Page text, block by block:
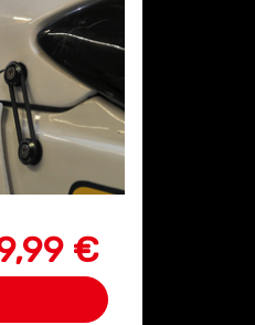
€